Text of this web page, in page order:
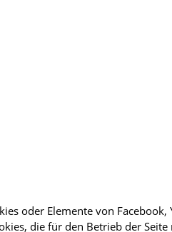
oder Elemente von Facebook,
die für den Betrieb der Seite